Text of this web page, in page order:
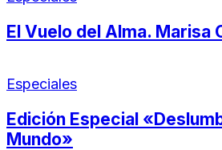
El Vuelo del Alma. Marisa
Especiales
Edición Especial
Mundo»